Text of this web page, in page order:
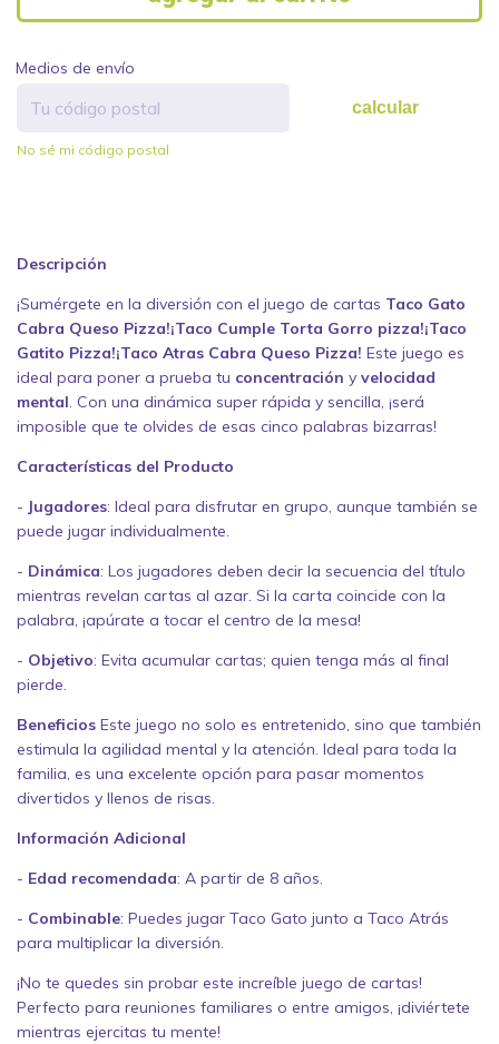
Medios de envío
calcular
No sé mi código postal
Descripción
¡Sumérgete en la diversión con el juego de cartas Taco Gato
Cabra Queso Pizza!¡Taco Cumple Torta Gorro pizza!¡Taco
Gatito Pizza!¡Taco Atras Cabra Queso Pizza! Este juego es
ideal para poner a prueba tu concentración y velocidad
mental. Con una dinámica super rápida y sencilla, ¡será
imposible que te olvides de esas cinco palabras bizarras!
Características del Producto
- Jugadores: Ideal para disfrutar en grupo, aunque también se
puede jugar individualmente.
- Dinámica: Los jugadores deben decir la secuencia del título
mientras revelan cartas al azar. Si la carta coincide con la
palabra, ¡apúrate a tocar el centro de la mesa!
- Objetivo: Evita acumular cartas; quien tenga más al final
pierde.
Beneficios Este juego no solo es entretenido, sino que también
estimula la agilidad mental y la atención. Ideal para toda la
familia, es una excelente opción para pasar momentos
divertidos y llenos de risas.
Información Adicional
- Edad recomendada: A partir de 8 años.
- Combinable: Puedes jugar Taco Gato junto a Taco Atrás
para multiplicar la diversión.
¡No te quedes sin probar este increíble juego de cartas!
Perfecto para reuniones familiares o entre amigos, ¡diviértete
mientras ejercitas tu mente!